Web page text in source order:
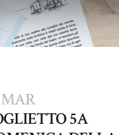
MAR
5A